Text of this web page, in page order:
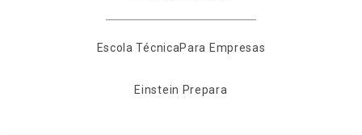
Escola TécnicaPara Empresas
Einstein Prepara